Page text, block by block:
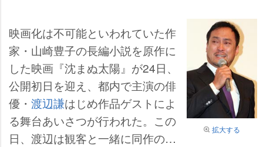
拡大する
映画化は不可能といわれていた作
家・山崎豊子の長編小説を原作に
した映画『沈まぬ太陽』が24日、
公開初日を迎え、都内で主演の俳
優・ 渡辺謙はじめ作品ゲストによ
る舞台あいさつが行われた。この
日、渡辺は観客と一緒に同作の完